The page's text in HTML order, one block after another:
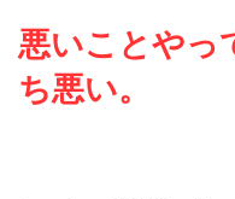
悪いことやっ
ち悪い。